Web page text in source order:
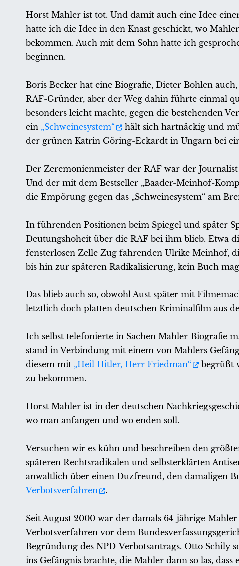
Horst Mahler ist tot. Und damit auch eine Idee
hatte ich die Idee in den Knast geschickt, wo
bekommen. Auch mit dem Sohn hatte ich
beginnen.
Boris Becker hat eine Biografie, Dieter Bohlen
RAF-Gründer, aber der Weg dahin führte einmal
besonders leicht machte, gegen die bestehenden
ein „Schweinesystem“
hält sich hartnäckig und
der grünen Katrin Göring-Eckardt in Ungarn bei
Der Zeremonienmeister der RAF war der
Und der mit dem Bestseller „Baader-Meinhof-
die Empörung gegen das „Schweinesystem“ am
In führenden Positionen beim Spiegel und später
Deutungshoheit über die RAF bei ihm blieb. Etwa
fensterlosen Zelle Zug fahrenden Ulrike Meinhof,
bis hin zur späteren Radikalisierung, kein Buch
Das blieb auch so, obwohl Aust später mit
letztlich doch platten deutschen Kriminalfilm aus
Ich selbst telefonierte in Sachen Mahler-Biografie
stand in Verbindung mit einem von Mahlers
diesem mit „Heil Hitler, Herr Friedman“
begrüßt
zu bekommen.
Horst Mahler ist in der deutschen
wo man anfangen und wo enden soll.
Versuchen wir es kühn und beschreiben den
späteren Rechtsradikalen und selbsterklärten
anwaltlich über einen Duzfreund, den damaligen
Verbotsverfahren
.
Seit August 2000 war der damals 64-jährige
Verbotsverfahren vor dem
Begründung des NPD-Verbotsantrags. Otto Schily
ins Gefängnis brachte, die Mahler dann so las,